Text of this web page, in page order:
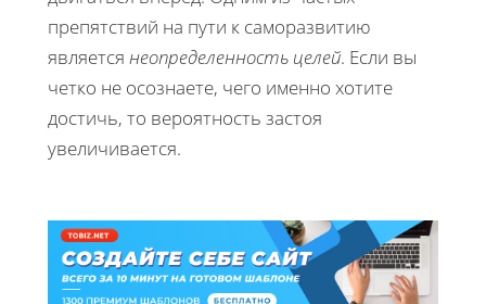
препятствий на пути к саморазвитию
является неопределенность целей. Если вы
четко не осознаете, чего именно хотите
достичь, то вероятность застоя
увеличивается.